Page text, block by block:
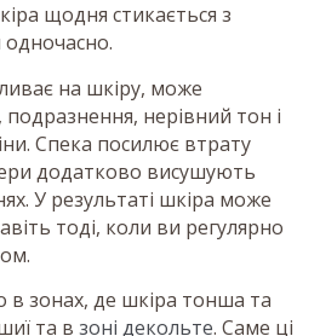
щодня стикається з
на шкіру, може
подразнення, нерівний тон і
Спека посилює втрату
додатково висушують
У результаті шкіра може
тоді, коли ви регулярно
в зонах, де шкіра тонша та
та в зоні декольте. Саме ці